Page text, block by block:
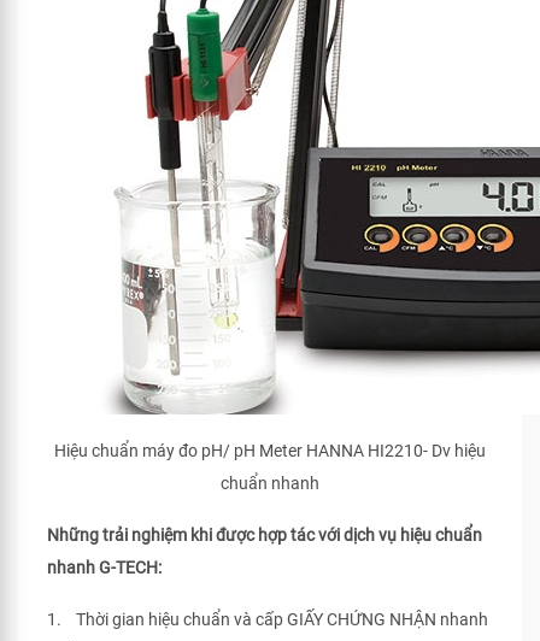
Hiệu chuẩn máy đo pH/ pH Meter HANNA HI2210- Dv hiệu
chuẩn nhanh
Những trải nghiệm khi được hợp tác với dịch vụ hiệu chuẩn
nhanh G-TECH:
1. Thời gian hiệu chuẩn và cấp GIẤY CHỨNG NHẬN nhanh